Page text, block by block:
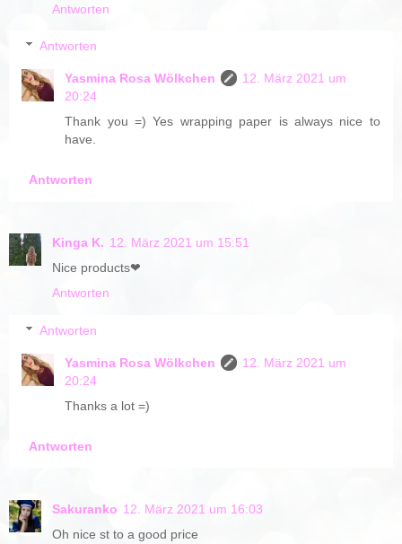
Antworten
Antworten
Yasmina Rosa Wölkchen
12. März 2021 um
20:24
Thank you =) Yes wrapping paper is always nice to
have.
Antworten
Kinga K. 12. März 2021 um 15:51
Nice products❤
Antworten
Antworten
Yasmina Rosa Wölkchen
12. März 2021 um
20:24
Thanks a lot =)
Antworten
Sakuranko 12. März 2021 um 16:03
Oh nice st to a good price